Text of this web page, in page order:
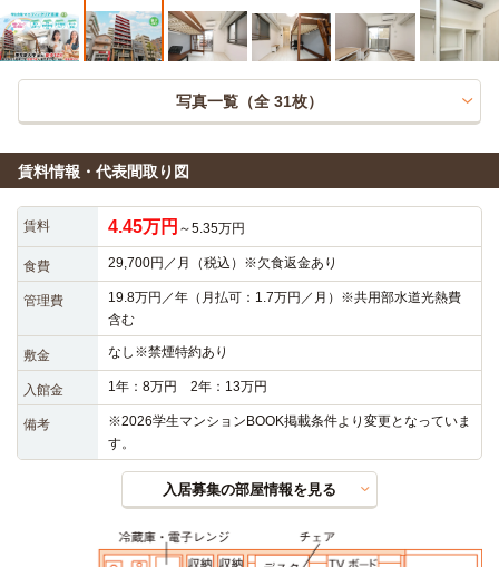
写真一覧（全 31枚）
賃料情報・代表間取り図
賃料 4.45万円 ～5.35万円
食費 29,700円／月（税込）※欠食返金あり
管理費
19.8万円／年（月払可：1.7万円／月）※共用部水道光熱費
含む
敷金 なし※禁煙特約あり
入館金 1年：8万円 2年：13万円
備考
※2026学生マンションBOOK掲載条件より変更となっていま
す。
入居募集の部屋情報を見る